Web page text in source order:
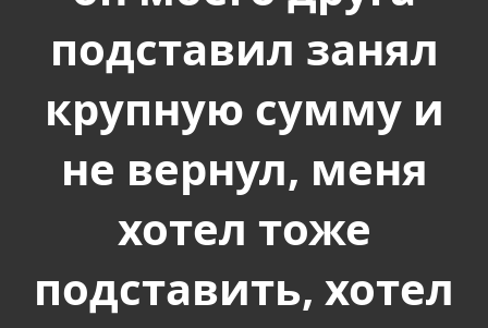
подставил занял
крупную сумму и
не вернул, меня
хотел тоже
подставить, хотел